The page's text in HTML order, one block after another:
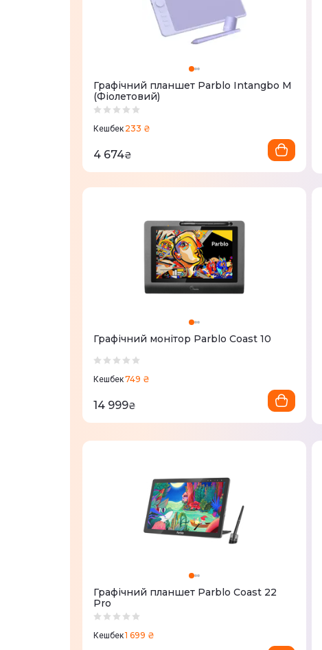
Графічний планшет Parblo Intangbo M
(Фіолетовий)
Кешбек 233 ₴
4 674₴
Графічний монітор Parblo Coast 10
Кешбек749 ₴
14 999₴
Графічний планшет Parblo Coast 22
Pro
Кешбек1 699 ₴